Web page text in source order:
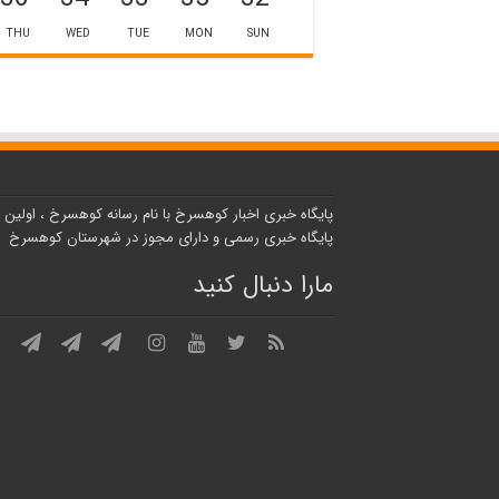
SUN
MON
TUE
WED
THU
پایگاه خبری اخبار کوهسرخ با نام رسانه کوهسرخ ، اولین
پایگاه خبری رسمی و دارای مجوز در شهرستان کوهسرخ
مارا دنبال کنید